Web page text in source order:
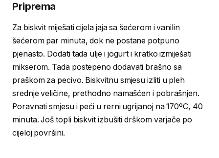
Priprema
Za biskvit miješati cijela jaja sa šećerom i vanilin
šećerom par minuta, dok ne postane potpuno
pjenasto. Dodati tada ulje i jogurt i kratko izmiješati
mikserom. Tada postepeno dodavati brašno sa
praškom za pecivo. Biskvitnu smjesu izliti u pleh
srednje veličine, prethodno namašćen i pobrašnjen.
Poravnati smjesu i peći u rerni ugrijanoj na 170ºC, 40
minuta. Još topli biskvit izbušiti drškom varjače po
cijeloj površini.